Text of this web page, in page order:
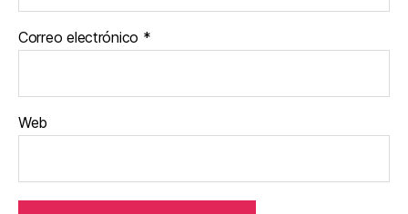
Correo electrónico *
Web